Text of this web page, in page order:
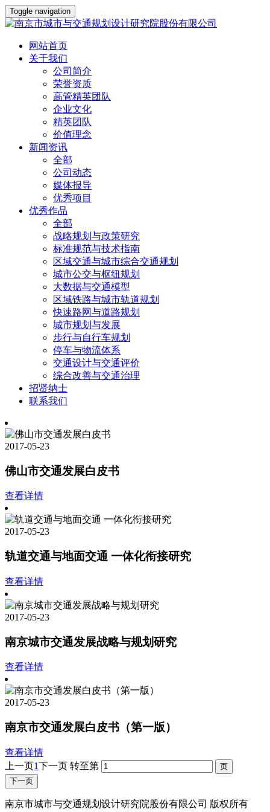
Toggle navigation
网站首页
关于我们
公司简介
荣誉资质
高管精英团队
企业文化
精英团队
价值理念
新闻资讯
全部
公司动态
媒体报导
优秀项目
优秀作品
全部
战略规划与政策研究
标准规范与技术指南
区域交通与城市综合交通规划
城市公交与枢纽规划
大数据与交通模型
区域铁路与城市轨道规划
快速路网与道路规划
城市规划与发展
步行与自行车规划
停车与物流体系
交通设计与交通评价
综合改善与交通治理
招贤纳士
联系我们
2017-05-23
佛山市交通发展白皮书
查看详情
2017-05-23
轨道交通与地面交通 一体化衔接研究
查看详情
2017-05-23
南京城市交通发展战略与规划研究
查看详情
2017-05-23
南京市交通发展白皮书（第一版）
查看详情
上一页1下一页 转至第
下一页
南京市城市与交通规划设计研究院股份有限公司 版权所有